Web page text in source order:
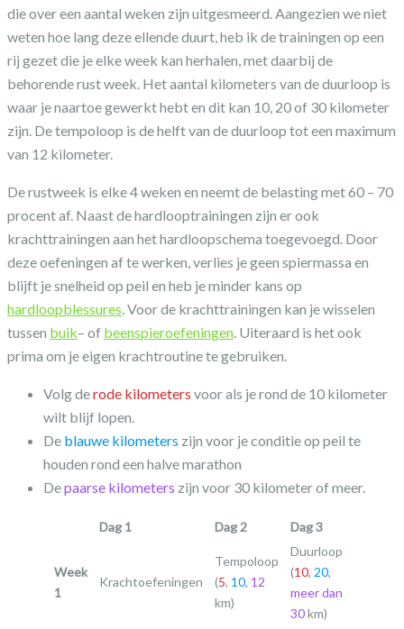
die over een aantal weken zijn uitgesmeerd. Aangezien we niet
weten hoe lang deze ellende duurt, heb ik de trainingen op een
rij gezet die je elke week kan herhalen, met daarbij de
behorende rust week. Het aantal kilometers van de duurloop is
waar je naartoe gewerkt hebt en dit kan 10, 20 of 30 kilometer
zijn. De tempoloop is de helft van de duurloop tot een maximum
van 12 kilometer.
De rustweek is elke 4 weken en neemt de belasting met 60 – 70
procent af. Naast de hardlooptrainingen zijn er ook
krachttrainingen aan het hardloopschema toegevoegd. Door
deze oefeningen af te werken, verlies je geen spiermassa en
blijft je snelheid op peil en heb je minder kans op
hardloopblessures. Voor de krachttrainingen kan je wisselen
tussen buik– of beenspieroefeningen. Uiteraard is het ook
prima om je eigen krachtroutine te gebruiken.
Volg derode kilometers voor als je rond de 10 kilometer
wilt blijf lopen.
De blauwe kilometers zijn voor je conditie op peil te
houden rond een halve marathon
Depaarse kilometers zijn voor 30 kilometer of meer.
Dag 1 Dag 2 Dag 3
Week
1
Krachtoefeningen
Tempoloop
(5, 10, 12
km)
Duurloop
(10, 20,
meer dan
30km)